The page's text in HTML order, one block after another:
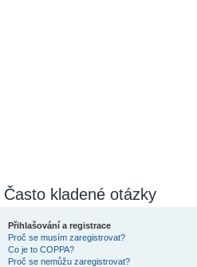
Často kladené otázky
Přihlašování a registrace
Proč se musím zaregistrovat?
Co je to COPPA?
Proč se nemůžu zaregistrovat?